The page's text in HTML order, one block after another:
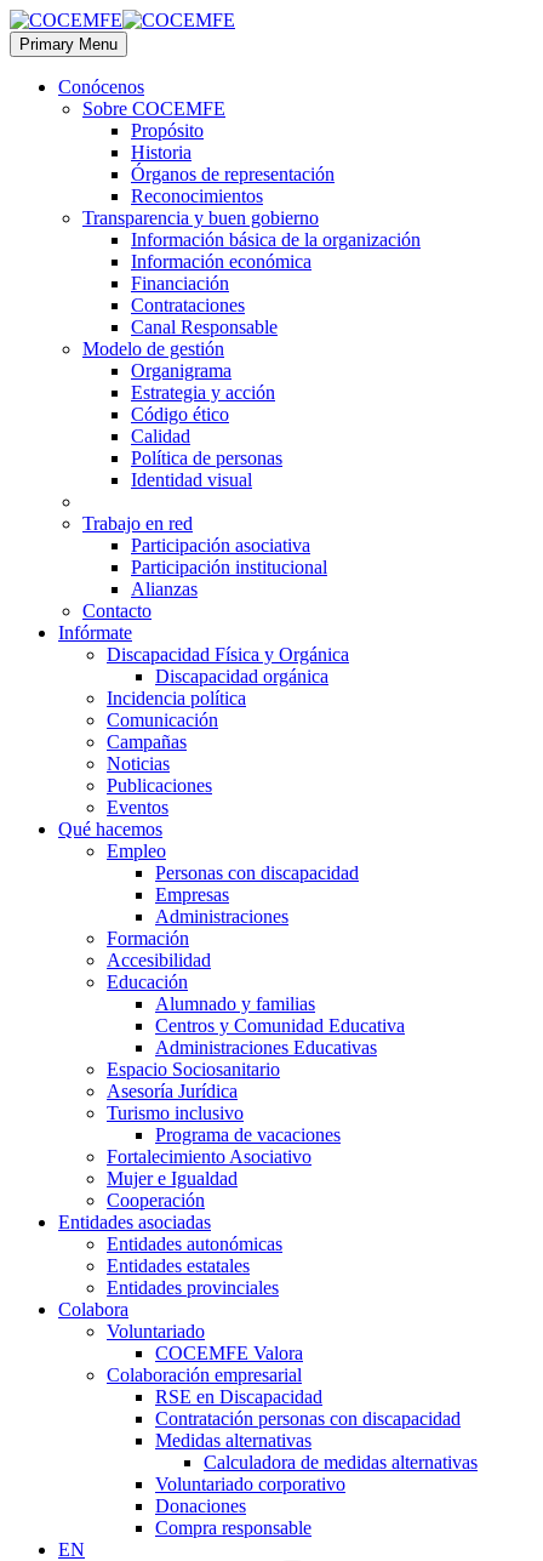
Primary Menu
Conócenos
Sobre COCEMFE
Propósito
Historia
Órganos de representación
Reconocimientos
Transparencia y buen gobierno
Información básica de la organización
Información económica
Financiación
Contrataciones
Canal Responsable
Modelo de gestión
Organigrama
Estrategia y acción
Código ético
Calidad
Política de personas
Identidad visual
Trabajo en red
Participación asociativa
Participación institucional
Alianzas
Contacto
Infórmate
Discapacidad Física y Orgánica
Discapacidad orgánica
Incidencia política
Comunicación
Campañas
Noticias
Publicaciones
Eventos
Qué hacemos
Empleo
Personas con discapacidad
Empresas
Administraciones
Formación
Accesibilidad
Educación
Alumnado y familias
Centros y Comunidad Educativa
Administraciones Educativas
Espacio Sociosanitario
Asesoría Jurídica
Turismo inclusivo
Programa de vacaciones
Fortalecimiento Asociativo
Mujer e Igualdad
Cooperación
Entidades asociadas
Entidades autonómicas
Entidades estatales
Entidades provinciales
Colabora
Voluntariado
COCEMFE Valora
Colaboración empresarial
RSE en Discapacidad
Contratación personas con discapacidad
Medidas alternativas
Calculadora de medidas alternativas
Voluntariado corporativo
Donaciones
Compra responsable
EN